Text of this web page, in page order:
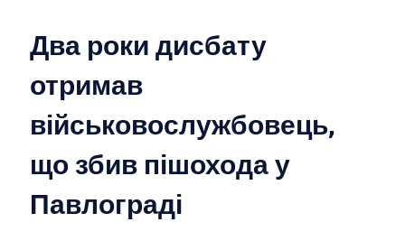
Два роки дисбату
отримав
військовослужбовець,
що збив пішохода у
Павлограді